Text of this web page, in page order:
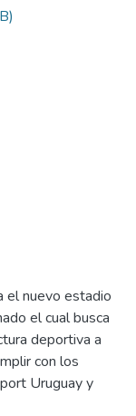
el nuevo estadio
el cual busca
deportiva a
con los
Uruguay y